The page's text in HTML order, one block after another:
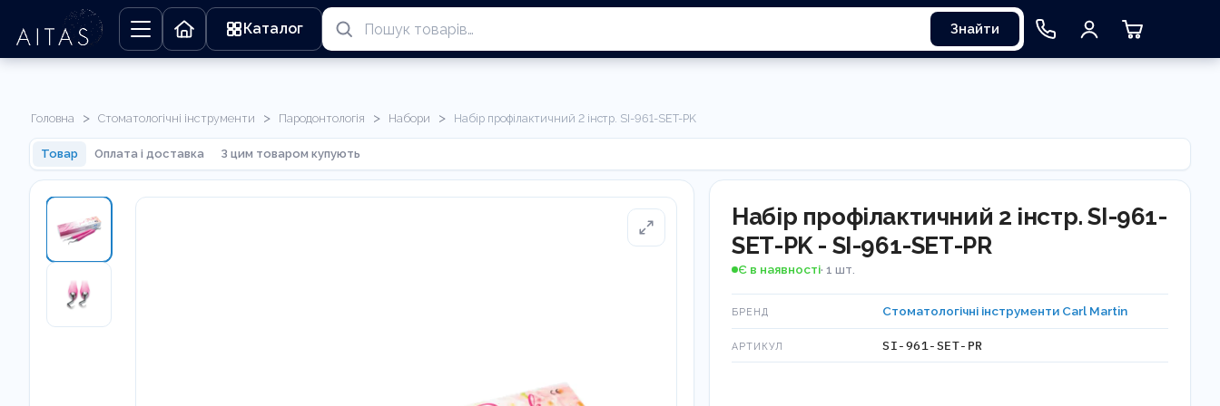
Каталог Знайти
Головна > Стоматологічні інструменти > Пародонтологія > Набори > Набір профілактичний 2 інстр. SI-961-SET-PK
Товар Оплата і доставка З цим товаром купують
Набір профілактичний 2 інстр. SI-961-
SET-PK - SI-961-SET-PR
Є в наявності· 1 шт.
БРЕНД Стоматологічні інструменти Carl Martin
АРТИКУЛ SI-961-SET-PR